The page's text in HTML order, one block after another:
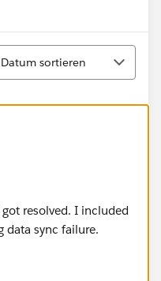
sortieren
resolved. I included
data sync failure.